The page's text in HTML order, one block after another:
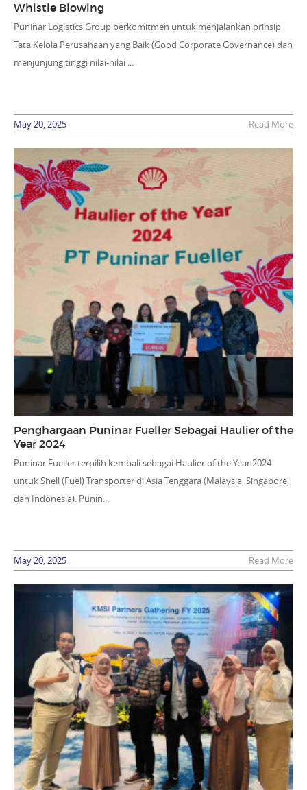
Whistle Blowing
Puninar Logistics Group berkomitmen untuk menjalankan prinsip
Tata Kelola Perusahaan yang Baik (Good Corporate Governance) dan
menjunjung tinggi nilai-nilai ...
May 20, 2025 Read More
Penghargaan Puninar Fueller Sebagai Haulier of the
Year 2024
Puninar Fueller terpilih kembali sebagai Haulier of the Year 2024
untuk Shell (Fuel) Transporter di Asia Tenggara (Malaysia, Singapore,
dan Indonesia). Punin...
May 20, 2025 Read More